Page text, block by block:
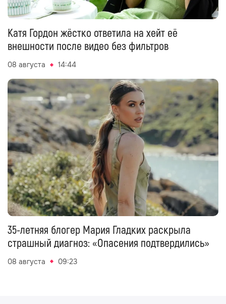
Катя Гордон жёстко ответила на хейт её
внешности после видео без фильтров
08 августа 14:44
35-летняя блогер Мария Гладких раскрыла
страшный диагноз: «Опасения подтвердились»
08 августа 09:23